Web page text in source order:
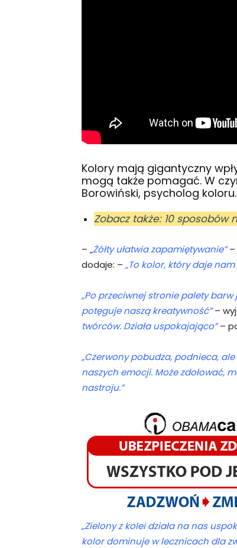
Kolory mają gigantyczny
mogą także pomagać. W
Borowiński, psycholog koloru.
Zobacz także: 10
– „Żółty ułatwia zapamiętywanie”–
dodaje: – „To kolor, który daje
„Po przeciwnej stronie palety
potęguje naszą kreatywność” –
twórców. Działa uspokajająco”–
„Czerwony pobudza, podnieca,
naszych emocji. Może zdołować,
nastroju.”
„Zielony z kolei działa na nas
kolor dominuje w lecznicach dla